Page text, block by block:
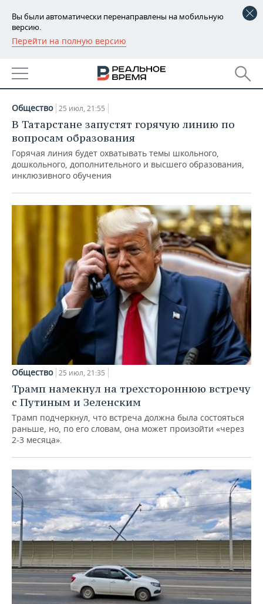
Вы были автоматически перенаправлены на мобильную
версию.
Перейти на полную версию
РЕГИОНЫ
БАШКОРТОСТАН
УДМУРТИЯ
НОВОСТИ
НОВОСТИ АНАЛИТИКИ
ДЕКЛАРАЦИИ О ДОХОДАХ
КОРОЛИ ГОСЗАКАЗА ПФО
ВУЗЫ ТАТАРСТАНА
КОМУ ПРИНАДЛЕЖАТ
ТОРГОВЫЕ ЦЕНТРЫ
ТАТАРСТАНА
ЭКОНОМИКА
НОВОСТИ ЭКОНОМИКИ
ФИНАНСЫ
БАНКИ
ИНВЕСТИЦИИ
ПРОМЫШЛЕННОСТЬ
НОВОСТИ
МАШИНОСТРОЕНИЕ
НЕФТЕХИМИЯ
ЭНЕРГЕТИКА
НЕДВИЖИМОСТЬ
НОВОСТИ НЕДВИЖИМОСТИ
АВТО
БИЗНЕС
НОВОСТИ БИЗНЕСА
РОЗНИЧНАЯ ТОРГОВЛЯ
ТРАНСПОРТ
УСЛУГИ
ТЕХНОЛОГИИ
НОВОСТИ ТЕХНОЛОГИЙ
МЕДИА
ТЕЛЕКОММУНИКАЦИИ
МЕРОПРИЯТИЯ
НОВОСТИ МЕРОПРИЯТИЙ
ВЫЕЗДНАЯ РЕДАКЦИЯ
БИЗНЕС-БРАНЧИ
ONLINE-КОНФЕРЕНЦИИ
ОТКРЫТАЯ ЛЕКЦИЯ
НОВОСТИ СПОРТА
ФУТБОЛ
ХОККЕЙ
БАСКЕТБОЛ
ВОЛЕЙБОЛ
КИБЕРСПОРТ
ФИГУРНОЕ КАТАНИЕ
ВОДНЫЕ ВИДЫ СПОРТА
ХОККЕЙ С МЯЧОМ
ОБЩЕСТВО
НОВОСТИ ОБЩЕСТВА
ВЛАСТЬ
ИНФРАСТРУКТУРА
ИСТОРИЯ
КУЛЬТУРА
МЕДИЦИНА
ОБРАЗОВАНИЕ
ПРОИСШЕСТВИЯ
ФОТОГАЛЕРЕЯ
СЮЖЕТЫ
СПРАВОЧНИК
СПИСОК ПЕРСОН
СПИСОК КОМПАНИЙ
ПОЛНАЯ ВЕРСИЯ
25.07.2025
Общество 25 июл, 21:55
В Татарстане запустят горячую линию по
вопросам образования
Горячая линия будет охватывать темы школьного,
дошкольного, дополнительного и высшего образования,
инклюзивного обучения
Общество 25 июл, 21:35
Трамп намекнул на трехстороннюю встречу
с Путиным и Зеленским
Трамп подчеркнул, что встреча должна была состояться
раньше, но, по его словам, она может произойти «через
2-3 месяца».